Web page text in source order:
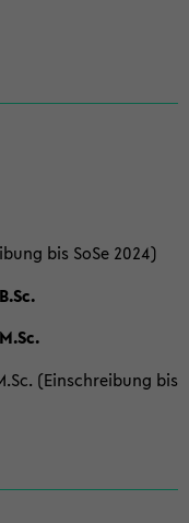
bis SoSe 2024)
(Einschreibung bis